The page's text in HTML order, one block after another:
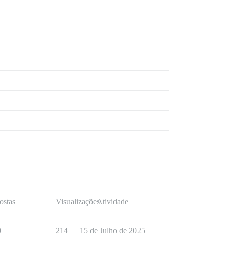
VisualizaçõesAtividade
214 15 de Julho de 2025